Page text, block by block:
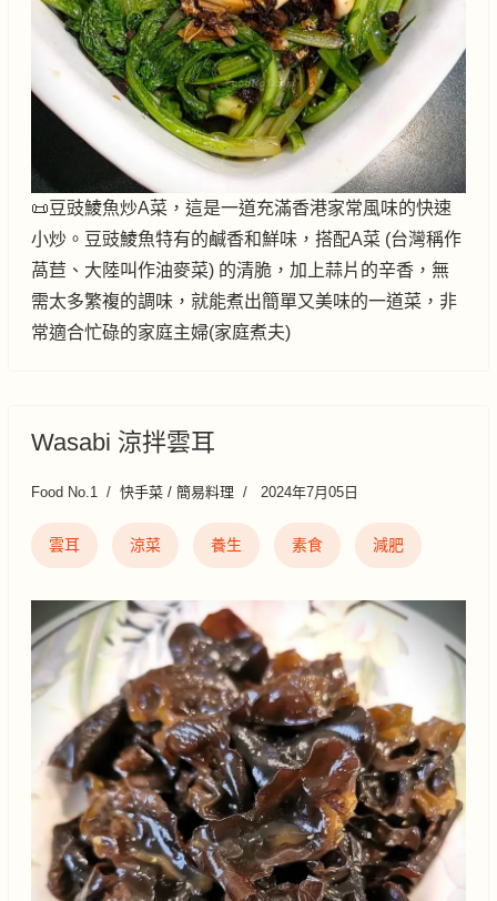
📜豆豉鯪魚炒A菜，這是一道充滿香港家常風味的快速
小炒。豆豉鯪魚特有的鹹香和鮮味，搭配A菜 (台灣稱作
萵苣、大陸叫作油麥菜) 的清脆，加上蒜片的辛香，無
需太多繁複的調味，就能煮出簡單又美味的一道菜，非
常適合忙碌的家庭主婦(家庭煮夫)
Wasabi 涼拌雲耳
Food No.1 快手菜 / 簡易料理 2024年7月05日
雲耳 涼菜 養生 素食 減肥